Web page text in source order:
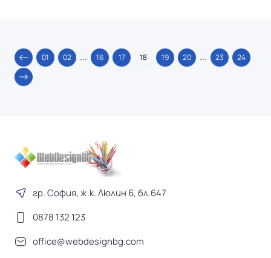
01 02 ... 16 17 18 19 20 ... 23 24
гр. София, ж.к. Люлин 6, бл.647
0878 132 123
office@webdesignbg.com